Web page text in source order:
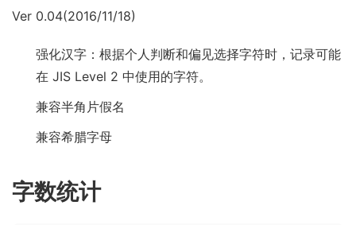
Ver 0.04(2016/11/18)
强化汉字：根据个人判断和偏见选择字符时，记录可能
在 JIS Level 2 中使用的字符。
兼容半角片假名
兼容希腊字母
字数统计